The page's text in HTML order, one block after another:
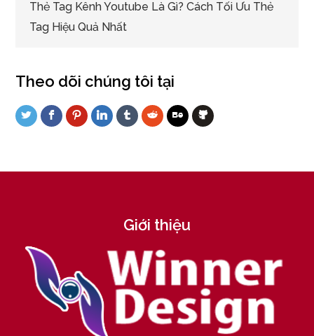
Thẻ Tag Kênh Youtube Là Gì? Cách Tối Ưu Thẻ
Tag Hiệu Quả Nhất
Theo dõi chúng tôi tại
Giới thiệu